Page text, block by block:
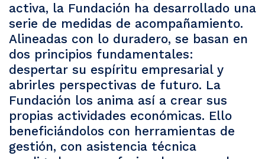
activa, la Fundación ha desarrollado una
serie de medidas de acompañamiento.
Alineadas con lo duradero, se basan en
dos principios fundamentales:
despertar su espíritu empresarial y
abrirles perspectivas de futuro. La
Fundación los anima así a crear sus
propias actividades económicas. Ello
beneficiándolos con herramientas de
gestión, con asistencia técnica